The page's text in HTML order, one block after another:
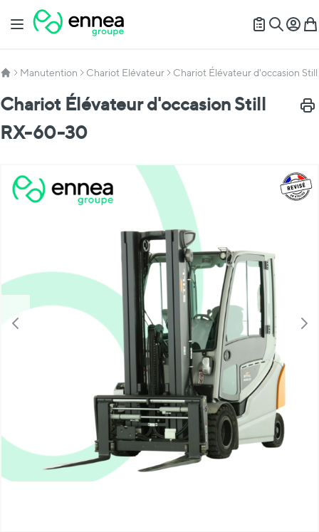
Allez au contenu
Basculer la navigation
Mon
Manutention Chariot Elévateur Chariot Élévateur d'occasion
Chariot Élévateur d'occasion Still
RX-60-30